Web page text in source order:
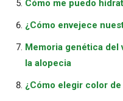
Cómo me puedo
¿Cómo envejece
Memoria genética
la alopecia
¿Cómo elegir color de